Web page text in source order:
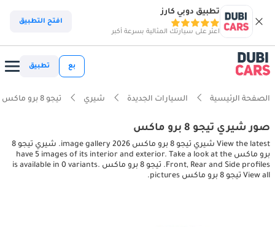
تطبيق دوبي كارز
اعثر على سيارتك المثالية بسرعة أكبر
افتح التطبيق
بع تطبيق
الصفحة الرئيسية السيارات الجديدة شيري تيجو 8 برو ماكس
صور شيري تيجو 8 برو ماكس
View the latest شيري تيجو 8 برو ماكس 2026 image gallery. شيري تيجو 8
برو ماكس have 5 images of its interior and exterior. Take a look at the
Front, Rear and Side profiles. تيجو 8 برو ماكس is available in 0 variants.
View all تيجو 8 برو ماكس pictures.